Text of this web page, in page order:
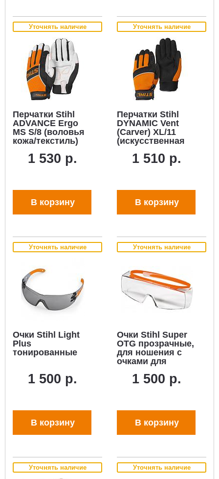
Уточнять наличие
Перчатки Stihl
ADVANCE Ergo
MS S/8 (воловья
кожа/текстиль)
1 530 р.
В корзину
Уточнять наличие
Перчатки Stihl
DYNAMIC Vent
(Carver) XL/11
(искусственная
1 510 р.
В корзину
Уточнять наличие
Очки Stihl Light
Plus
тонированные
1 500 р.
В корзину
Уточнять наличие
Очки Stihl Super
OTG прозрачные,
для ношения с
очками для
1 500 р.
В корзину
Уточнять наличие Уточнять наличие